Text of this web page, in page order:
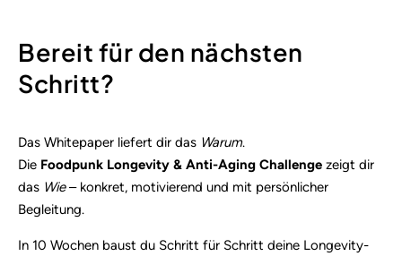
Bereit für den nächsten
Schritt?
Das Whitepaper liefert dir das Warum.
Die Foodpunk Longevity & Anti-Aging Challenge zeigt dir
das Wie– konkret, motivierend und mit persönlicher
Begleitung.
In 10 Wochen baust du Schritt für Schritt deine Longevity-